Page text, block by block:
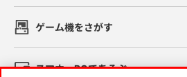
ゲーム機をさがす
スマホ・PCであそぶ